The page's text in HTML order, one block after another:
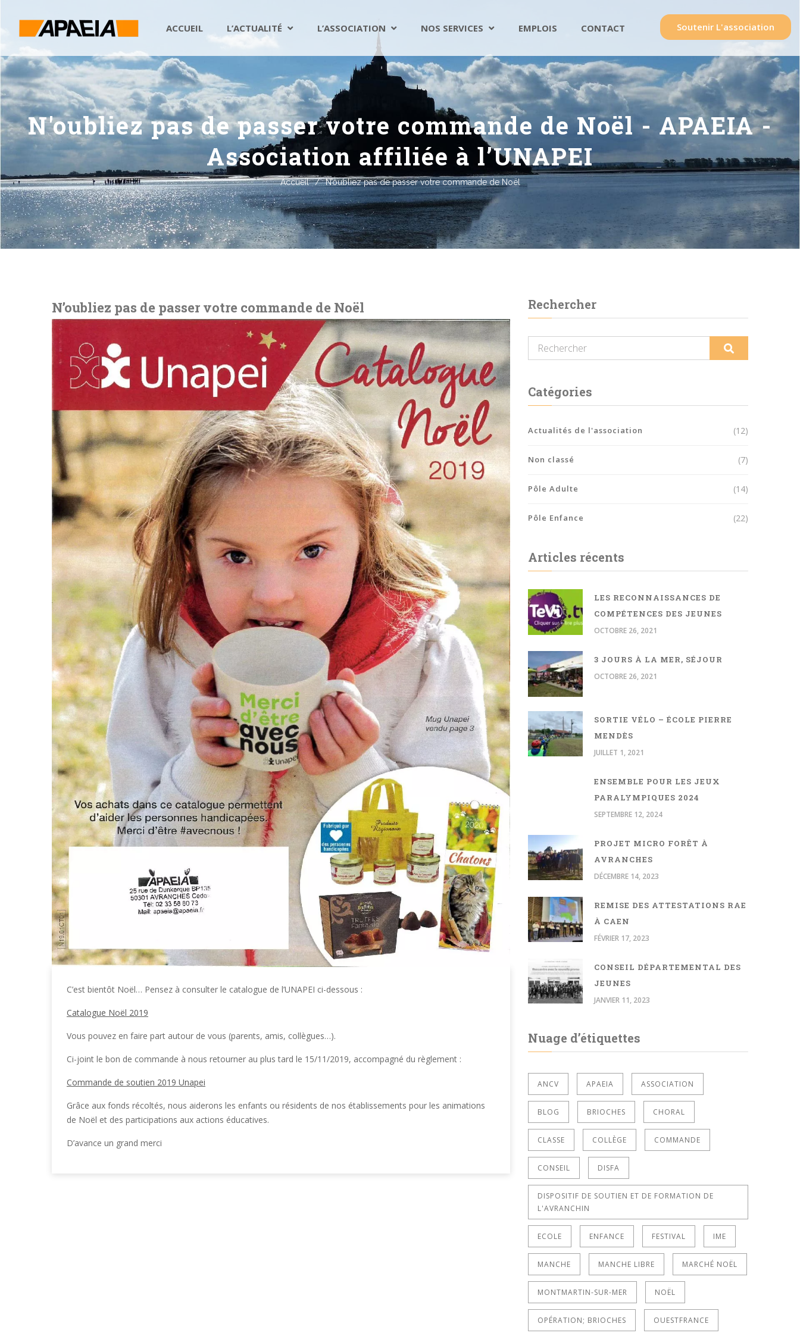
Soutenir L'association
ACCUEIL L’ACTUALITÉ L’ASSOCIATION NOS SERVICES EMPLOIS CONTACT
N'oubliez pas de passer votre commande de Noël - APAEIA -
Association affiliée à l’UNAPEI
Accueil / N’oubliez pas de passer votre commande de Noël
N’oubliez pas de passer votre commande de Noël
C’est bientôt Noël… Pensez à consulter le catalogue de l’UNAPEI ci-dessous :
Catalogue Noël 2019
Vous pouvez en faire part autour de vous (parents, amis, collègues…).
Ci-joint le bon de commande à nous retourner au plus tard le 15/11/2019, accompagné du règlement :
Commande de soutien 2019 Unapei
Grâce aux fonds récoltés, nous aiderons les enfants ou résidents de nos établissements pour les animations
de Noël et des participations aux actions éducatives.
D’avance un grand merci
Rechercher
Catégories
Actualités de l'association (12)
Non classé (7)
Pôle Adulte (14)
Pôle Enfance (22)
Articles récents
LES RECONNAISSANCES DE
COMPÉTENCES DES JEUNES
OCTOBRE 26, 2021
3 JOURS À LA MER, SÉJOUR
OCTOBRE 26, 2021
SORTIE VÉLO – ÉCOLE PIERRE
MENDÈS
JUILLET 1, 2021
ENSEMBLE POUR LES JEUX
PARALYMPIQUES 2024
SEPTEMBRE 12, 2024
PROJET MICRO FORÊT À
AVRANCHES
DÉCEMBRE 14, 2023
REMISE DES ATTESTATIONS RAE
À CAEN
FÉVRIER 17, 2023
CONSEIL DÉPARTEMENTAL DES
JEUNES
JANVIER 11, 2023
Nuage d’étiquettes
ANCV APAEIA ASSOCIATION
BLOG BRIOCHES CHORAL
CLASSE COLLÈGE COMMANDE
CONSEIL DISFA
DISPOSITIF DE SOUTIEN ET DE FORMATION DE
L'AVRANCHIN
ECOLE ENFANCE FESTIVAL IME
MANCHE MANCHE LIBRE MARCHÉ NOËL
MONTMARTIN-SUR-MER NOËL
OPÉRATION; BRIOCHES OUESTFRANCE